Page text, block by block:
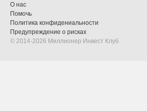
О нас
Помочь
Политика конфидениальности
Предупреждение о рисках
© 2014-2026 Миллионер Инвест Клуб